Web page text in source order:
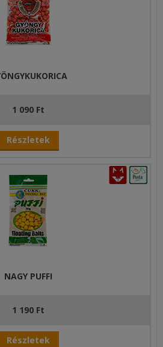
1 090 Ft
Részletek
NAGY PUFFI
1 190 Ft
Részletek